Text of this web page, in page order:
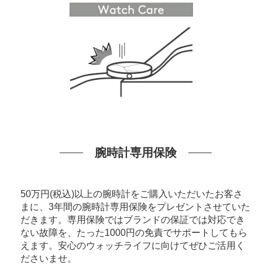
腕時計専用保険
50万円(税込)以上の腕時計をご購入いただいたお客さ
まに、3年間の腕時計専用保険をプレゼントさせていた
だきます。専用保険ではブランドの保証では対応でき
ない故障を、たった1000円の免責でサポートしてもら
えます。安心のウォッチライフに向けてぜひご活用く
ださいませ。